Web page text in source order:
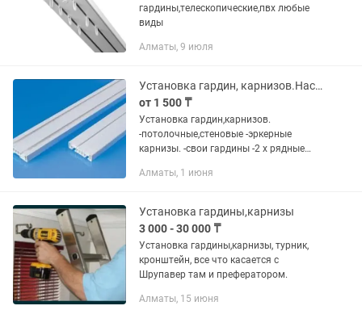
гардины,телескопические,пвх любые
виды
Алматы, 9 июля
Установка гардин, карнизов.Настенных, потолочных.
от 1 500 ₸
Установка гардин,карнизов.
-потолочные,стеновые -эркерные
карнизы. -свои гардины -2 х рядные
Установка 1500 тг погон - ролл
Работаем...
Алматы, 1 июня
Установка гардины,карнизы
3 000 - 30 000 ₸
Установка гардины,карнизы, турник,
кронштейн, все что касается с
Шрупавер там и префератором.
Алматы, 15 июня